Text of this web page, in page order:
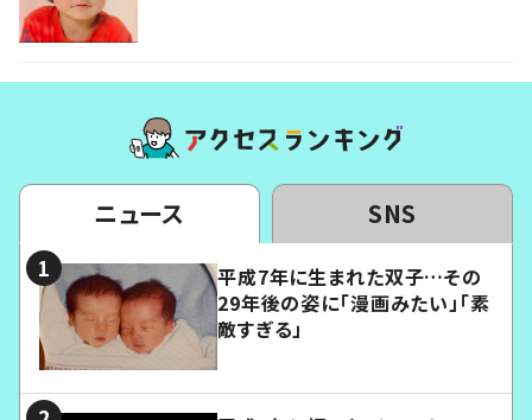
ニュース SNS
平成7年に生まれた双子…その
29年後の姿に「漫画みたい」「素
敵すぎる」